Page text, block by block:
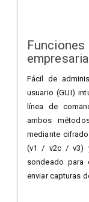
Fácil de
usuario (GUI)
línea de
ambos
mediante
(v1 / v2c / v3)
sondeado para
enviar capturas